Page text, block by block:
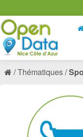
Thématiques